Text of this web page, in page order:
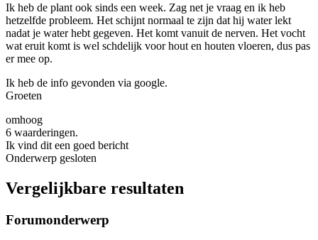
Ik heb de plant ook sinds een week. Zag net je vraag en ik heb
hetzelfde probleem. Het schijnt normaal te zijn dat hij water lekt
nadat je water hebt gegeven. Het komt vanuit de nerven. Het vocht
wat eruit komt is wel schdelijk voor hout en houten vloeren, dus pas
er mee op.
Ik heb de info gevonden via google.
Groeten
omhoog
6 waarderingen.
Ik vind dit een goed bericht
Onderwerp gesloten
Vergelijkbare resultaten
Forumonderwerp